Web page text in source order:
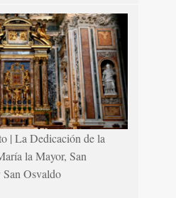
| La Dedicación de la
la Mayor, San
Osvaldo